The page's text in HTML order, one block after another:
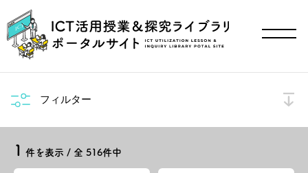
フィルター
1 件を表示 / 全 516件中